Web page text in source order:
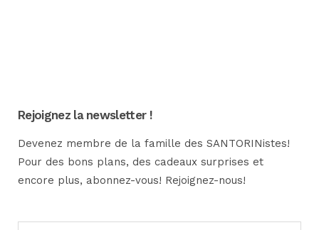
Rejoignez la newsletter !
Devenez membre de la famille des SANTORINistes!
Pour des bons plans, des cadeaux surprises et
encore plus, abonnez-vous! Rejoignez-nous!